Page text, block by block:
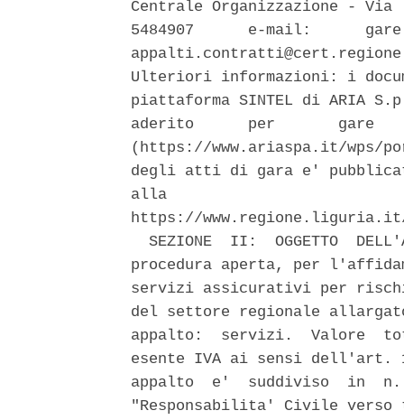
Centrale Organizzazione -
5484907      e-mail:
Ulteriori informazioni: i
piattaforma SINTEL di ARIA
aderito      per       gare
(https://www.ariaspa.it/wps/
degli atti di gara e'
alla
https://
SEZIONE  II:  OGGETTO
procedura aperta, per
servizi assicurativi per
del settore regionale
appalto:  servizi.  Valore
esente IVA ai sensi dell'art.
appalto  e'  suddiviso  in
"Responsabilita' Civile